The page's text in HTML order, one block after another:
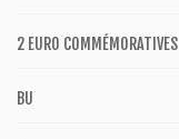
2 EURO COMMÉMORATIVES
BU